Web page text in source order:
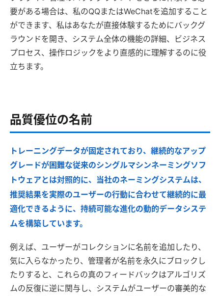
要がある場合は、私のQQまたはWeChatを追加すること
ができます、私はあなたが直接体験するためにバックグ
ラウンドを開き、システム全体の機能の詳細、ビジネス
プロセス、操作ロジックをより直感的に理解するのに役
立ちます。
品質優位の名前
トレーニングデータが固定されており、継続的なアップ
グレードが困難な従来のシングルマシンネーミングソフ
トウェアとは対照的に、当社のネーミングシステムは、
推奨結果を実際のユーザーの行動に合わせて継続的に最
適化できるように、持続可能な進化の動的データシステ
ムを構築しています。
例えば、ユーザーがコレクションに名前を追加したり、
気に入らなかったり、管理者が名前を永久にブロックし
たりすると、これらの真のフィードバックはアルゴリズ
ムの反復に逆に関与し、システムがユーザーの審美的な